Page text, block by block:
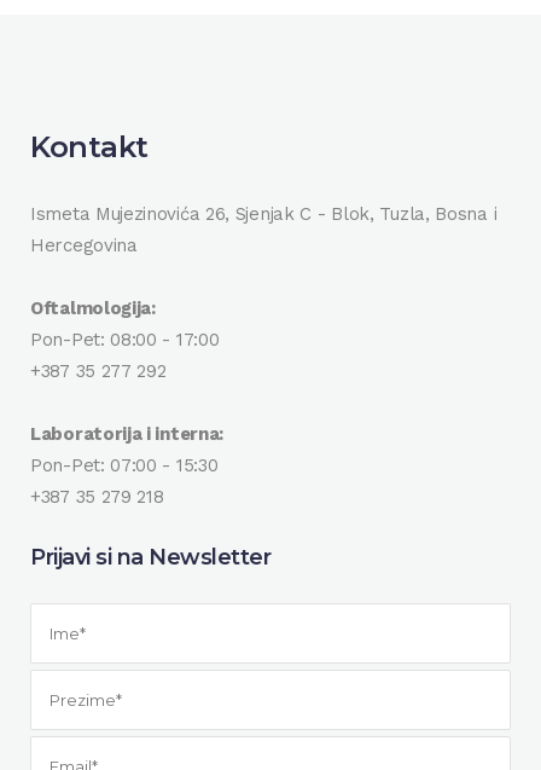
Kontakt
Ismeta Mujezinovića 26, Sjenjak C - Blok, Tuzla, Bosna i
Hercegovina
Oftalmologija:
Pon-Pet: 08:00 - 17:00
+387 35 277 292
Laboratorija i interna:
Pon-Pet: 07:00 - 15:30
+387 35 279 218
Prijavi si na Newsletter